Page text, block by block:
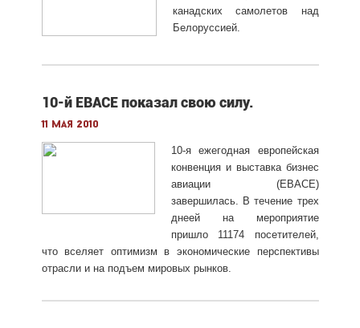
канадских самолетов над
Белоруссией.
10-й EBACE показал свою силу.
11 мая 2010
10-я ежегодная европейская
конвенция и выставка бизнес
авиации (EBACE)
завершилась. В течение трех
днеей на мероприятие
пришло 11174 посетителей,
что вселяет оптимизм в экономические перспективы
отрасли и на подъем мировых рынков.